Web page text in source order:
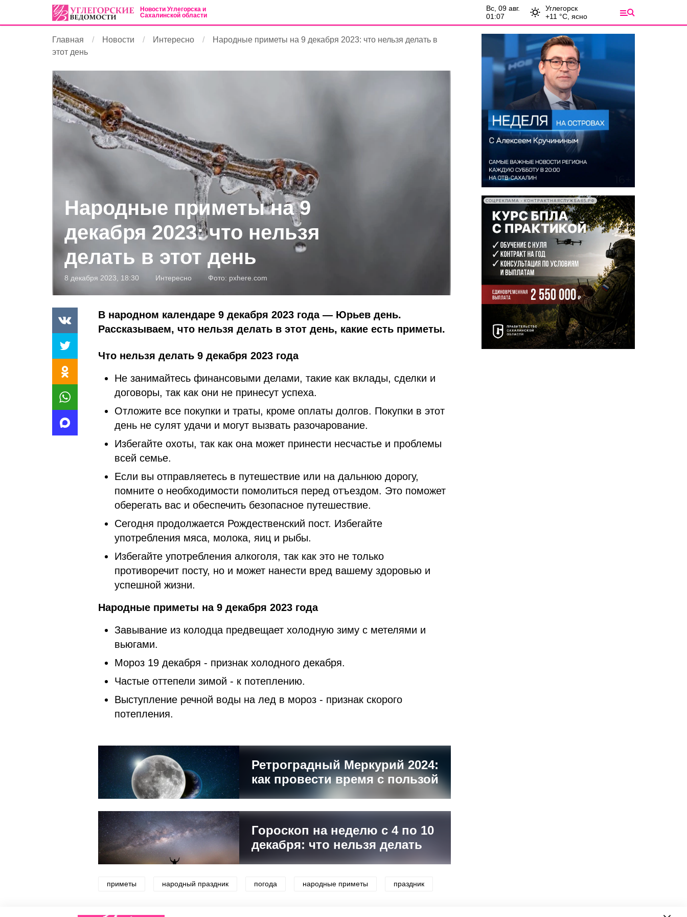
Новости Углегорска и
Сахалинской области
вс, 09 авг.
01:07
Углегорск
+11 °С, ясно
Главная Новости Интересно
Народные приметы на 9 декабря 2023: что нельзя делать в
этот день
Народные приметы на 9
декабря 2023: что нельзя
делать в этот день
8 декабря 2023, 18:30 Интересно Фото: pxhere.com
В народном календаре 9 декабря 2023 года — Юрьев день.
Рассказываем, что нельзя делать в этот день, какие есть приметы.
Что нельзя делать 9 декабря 2023 года
Не занимайтесь финансовыми делами, такие как вклады, сделки и
договоры, так как они не принесут успеха.
Отложите все покупки и траты, кроме оплаты долгов. Покупки в этот
день не сулят удачи и могут вызвать разочарование.
Избегайте охоты, так как она может принести несчастье и проблемы
всей семье.
Если вы отправляетесь в путешествие или на дальнюю дорогу,
помните о необходимости помолиться перед отъездом. Это поможет
оберегать вас и обеспечить безопасное путешествие.
Сегодня продолжается Рождественский пост. Избегайте
употребления мяса, молока, яиц и рыбы.
Избегайте употребления алкоголя, так как это не только
противоречит посту, но и может нанести вред вашему здоровью и
успешной жизни.
Народные приметы на 9 декабря 2023 года
Завывание из колодца предвещает холодную зиму с метелями и
вьюгами.
Мороз 19 декабря - признак холодного декабря.
Частые оттепели зимой - к потеплению.
Выступление речной воды на лед в мороз - признак скорого
потепления.
Ретроградный Меркурий 2024:
как провести время с пользой
Гороскоп на неделю с 4 по 10
декабря: что нельзя делать
приметы народный праздник погода народные приметы праздник
СОЦРЕКЛАМА • КОНТРАКТНАЯСЛУЖБА65.РФ